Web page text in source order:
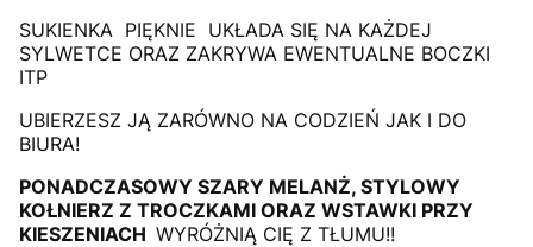
SUKIENKA PIĘKNIE UKŁADA SIĘ NA KAŻDEJ
SYLWETCE ORAZ ZAKRYWA EWENTUALNE BOCZKI
ITP
UBIERZESZ JĄ ZARÓWNO NA CODZIEŃ JAK I DO
BIURA!
PONADCZASOWY SZARY MELANŻ, STYLOWY
KOŁNIERZ Z TROCZKAMI ORAZ WSTAWKI PRZY
KIESZENIACH WYRÓŻNIĄ CIĘ Z TŁUMU!!